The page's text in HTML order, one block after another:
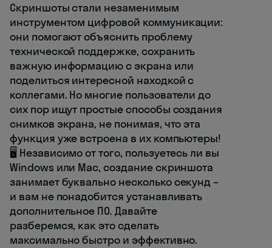
Скриншоты стали незаменимым
инструментом цифровой коммуникации:
они помогают объяснить проблему
технической поддержке, сохранить
важную информацию с экрана или
поделиться интересной находкой с
коллегами. Но многие пользователи до
сих пор ищут простые способы создания
снимков экрана, не понимая, что эта
функция уже встроена в их компьютеры!
🖥️ Независимо от того, пользуетесь ли вы
Windows или Mac, создание скриншота
занимает буквально несколько секунд –
и вам не понадобится устанавливать
дополнительное ПО. Давайте
разберемся, как это сделать
максимально быстро и эффективно.